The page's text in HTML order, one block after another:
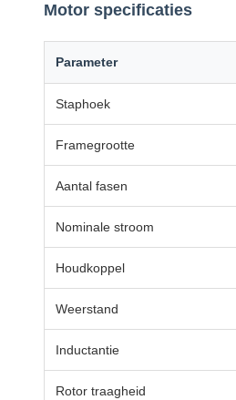
Motor specificaties
Parameter
Staphoek
Framegrootte
Aantal fasen
Nominale stroom
Houdkoppel
Weerstand
Inductantie
Rotor traagheid